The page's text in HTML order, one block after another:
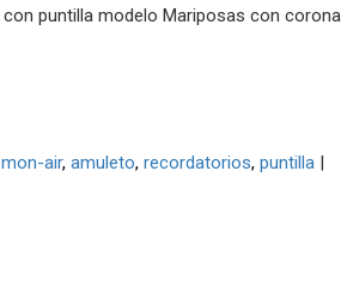
puntilla modelo Mariposas con corona
mon-air amuleto recordatorios puntilla |